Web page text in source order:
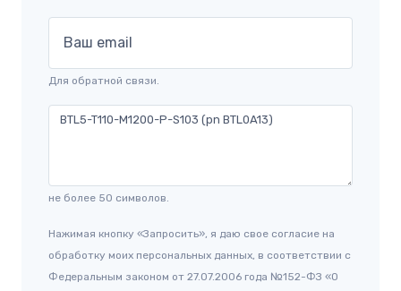
Ваш email
Для обратной связи.
не более 50 символов.
Нажимая кнопку «Запросить», я даю свое согласие на
обработку моих персональных данных, в соответствии с
Федеральным законом от 27.07.2006 года №152-ФЗ «О